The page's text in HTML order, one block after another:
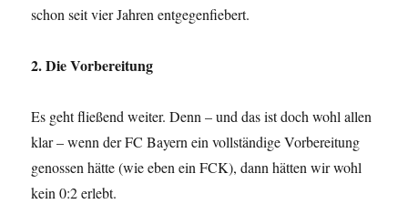
schon seit vier Jahren entgegenfiebert.
2. Die Vorbereitung
Es geht fließend weiter. Denn – und das ist doch wohl allen
klar – wenn der FC Bayern ein vollständige Vorbereitung
genossen hätte (wie eben ein FCK), dann hätten wir wohl
kein 0:2 erlebt.